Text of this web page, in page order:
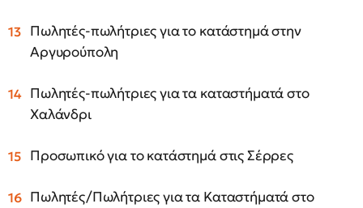
Πωλητές-πωλήτριες για το κατάστημά στην
Αργυρούπολη
Πωλητές-πωλήτριες για τα καταστήματά στο
Χαλάνδρι
Προσωπικό για το κατάστημά στις Σέρρες
Πωλητές/Πωλήτριες για τα Καταστήματά στο